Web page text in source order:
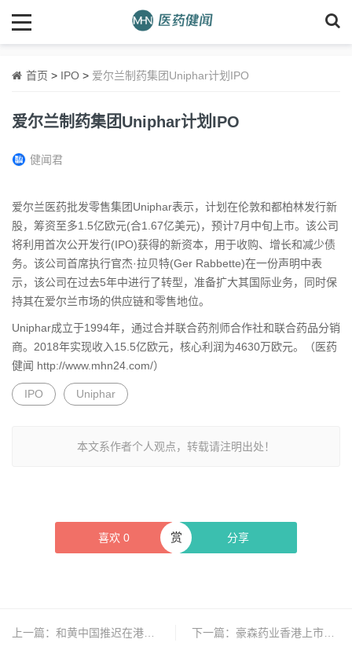
首页 > IPO > 爱尔兰制药集团Uniphar计划IPO
爱尔兰制药集团Uniphar计划IPO
健闻君
爱尔兰医药批发零售集团Uniphar表示，计划在伦敦和都柏林发行新
股，筹资至多1.5亿欧元(合1.67亿美元)，预计7月中旬上市。该公司
将利用首次公开发行(IPO)获得的新资本，用于收购、增长和减少债
务。该公司首席执行官杰·拉贝特(Ger Rabbette)在一份声明中表
示，该公司在过去5年中进行了转型，准备扩大其国际业务，同时保
持其在爱尔兰市场的供应链和零售地位。
Uniphar成立于1994年，通过合并联合药剂师合作社和联合药品分销
商。2018年实现收入15.5亿欧元，核心利润为4630万欧元。（医药
健闻 http://www.mhn24.com/）
IPO Uniphar
本文系作者个人观点，转载请注明出处！
喜欢 0 分享
赏
上一篇： 和黄中国推迟在港上市 下一篇： 豪森药业香港上市募得10亿美元